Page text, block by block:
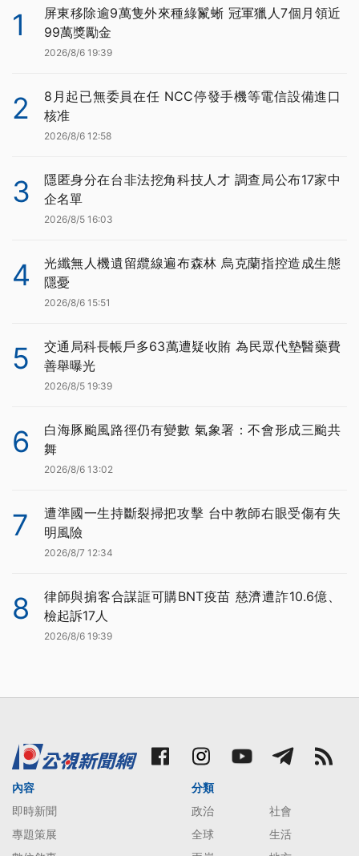
1
屏東移除逾9萬隻外來種綠鬣蜥 冠軍獵人7個月領近
99萬獎勵金
2026/8/6 19:39
2
8月起已無委員在任 NCC停發手機等電信設備進口
核准
2026/8/6 12:58
3
隱匿身分在台非法挖角科技人才 調查局公布17家中
企名單
2026/8/5 16:03
4
光纖無人機遺留纜線遍布森林 烏克蘭指控造成生態
隱憂
2026/8/6 15:51
5
交通局科長帳戶多63萬遭疑收賄 為民眾代墊醫藥費
善舉曝光
2026/8/5 19:39
6
白海豚颱風路徑仍有變數 氣象署：不會形成三颱共
舞
2026/8/6 13:02
7
遭準國一生持斷裂掃把攻擊 台中教師右眼受傷有失
明風險
2026/8/7 12:34
8
律師與掮客合謀誆可購BNT疫苗 慈濟遭詐10.6億、
檢起訴17人
2026/8/6 19:39
內容
即時新聞
專題策展
分類
政治
社會
全球
生活